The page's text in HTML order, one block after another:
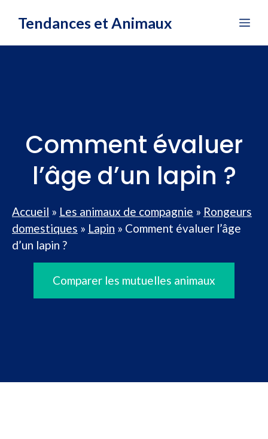
Tendances et Animaux
Comment évaluer
l’âge d’un lapin ?
Accueil » Les animaux de compagnie » Rongeurs
domestiques » Lapin » Comment évaluer l’âge
d’un lapin ?
Comparer les mutuelles animaux